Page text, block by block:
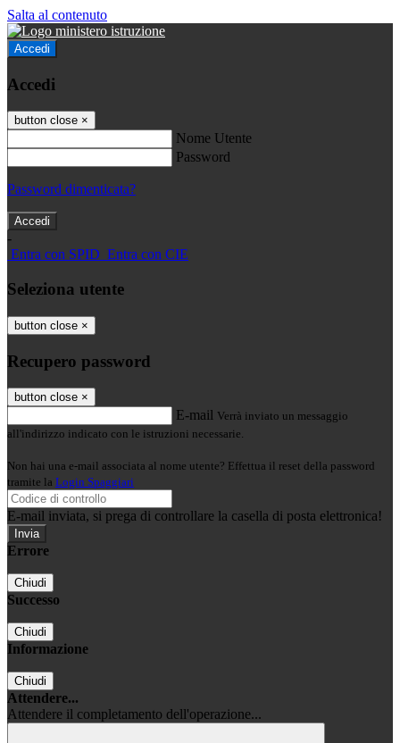
Salta al contenuto
Accedi
Accedi
button close ×
Nome Utente
Password
Password dimenticata?
-
Entra con SPID Entra con CIE
Seleziona utente
button close ×
Recupero password
button close ×
E-mail Verrà inviato un messaggio
all'indirizzo indicato con le istruzioni necessarie.
Non hai una e-mail associata al nome utente? Effettua il reset della password
tramite la Login Spaggiari
E-mail inviata, si prega di controllare la casella di posta elettronica!
Errore
Chiudi
Successo
Chiudi
Informazione
Chiudi
Attendere...
Attendere il completamento dell'operazione...